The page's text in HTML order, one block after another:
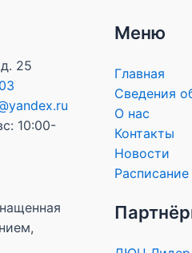
25
10:00-
Меню
Главная
Сведения
О нас
Контакты
Новости
Расписание